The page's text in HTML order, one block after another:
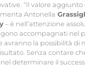
“Il valore aggiunto
Antonella
– è nell’attenzione
accompagnati nel
avranno la possibilità di
Senza contare
determinare il